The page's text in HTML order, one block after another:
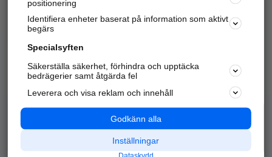
samarbetspartners nära dig.
Alla kategorier
Populära sökningar
API & Kartor
Annonsera
Integritet
Nödnummer
positionering
Identifiera enheter baserat på information som aktivt
begärs
Specialsyften
Säkerställa säkerhet, förhindra och upptäcka
bedrägerier samt åtgärda fel
Leverera och visa reklam och innehåll
Godkänn alla
Inställningar
Dataskydd